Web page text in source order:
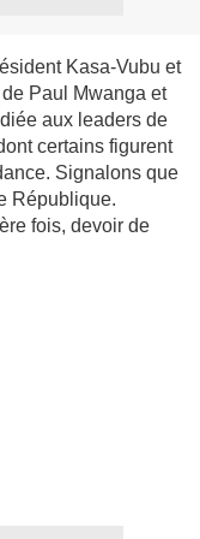
Kasa-Vubu et
Paul Mwanga et
aux leaders de
certains figurent
Signalons que
République.
fois, devoir de